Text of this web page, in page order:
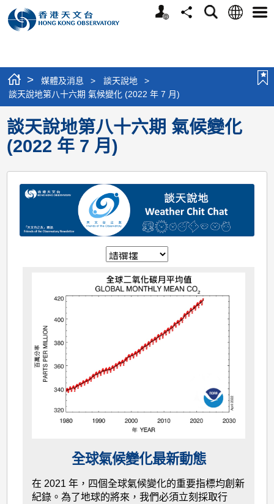
個
分
搜
語
選
> 媒體及消息 > 談天說地
>
談天說地第八十六期 氣候變化 (2022 年 7 月)
談天說地第八十六期 氣候變化
(2022 年 7 月)
全球氣候變化最新動態
在 2021 年，四個全球氣候變化的重要指標均創新
紀錄。為了地球的將來，我們必須立刻採取行